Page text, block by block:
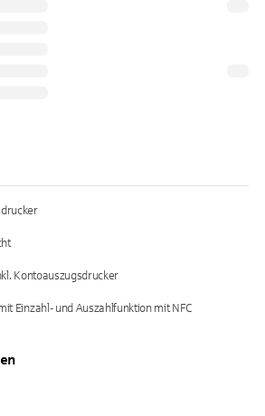
Kontoauszugsdrucker
Einzahl- und Auszahlfunktion mit NFC